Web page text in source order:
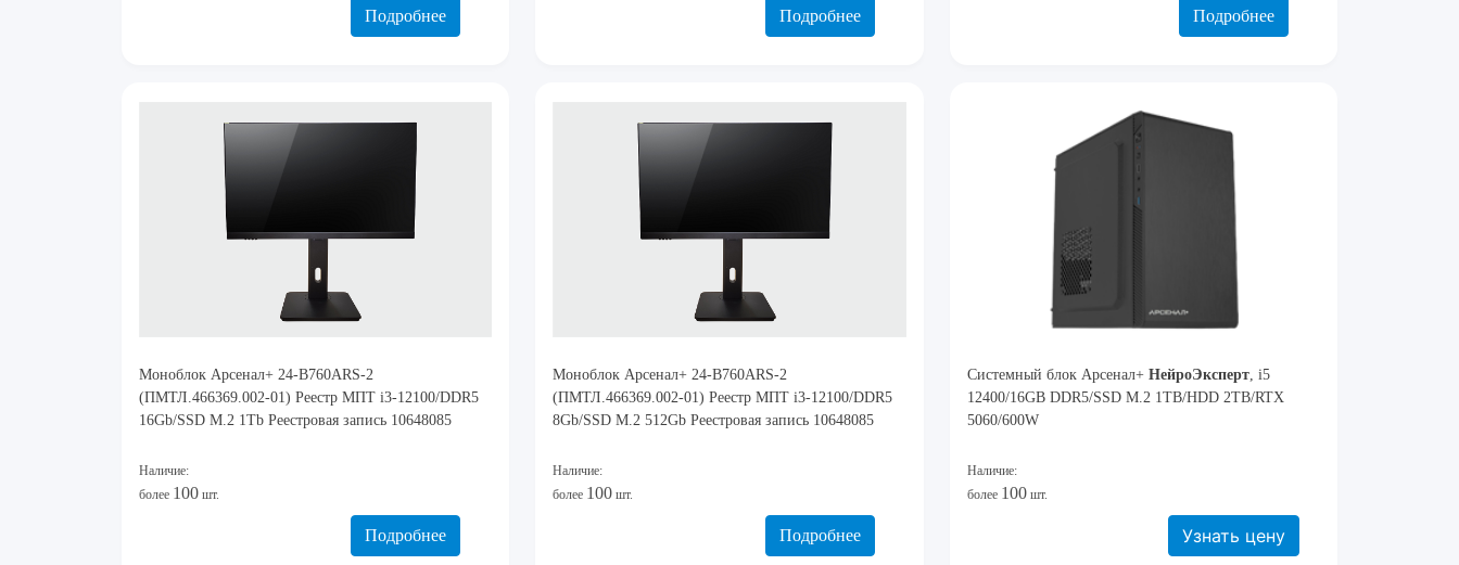
Подробнее Подробнее Подробнее
Моноблок Арсенал+ 24-B760ARS-2
(ПМТЛ.466369.002-01) Реестр МПТ i3-12100/DDR5
16Gb/SSD M.2 1Tb Реестровая запись 10648085
Наличие:
более 100 шт.
Подробнее
Моноблок Арсенал+ 24-B760ARS-2
(ПМТЛ.466369.002-01) Реестр МПТ i3-12100/DDR5
8Gb/SSD M.2 512Gb Реестровая запись 10648085
Наличие:
более 100 шт.
Подробнее
Системный блок Арсенал+ НейроЭксперт, i5
12400/16GB DDR5/SSD M.2 1TB/HDD 2TB/RTX
5060/600W
Наличие:
более 100шт.
Узнать цену